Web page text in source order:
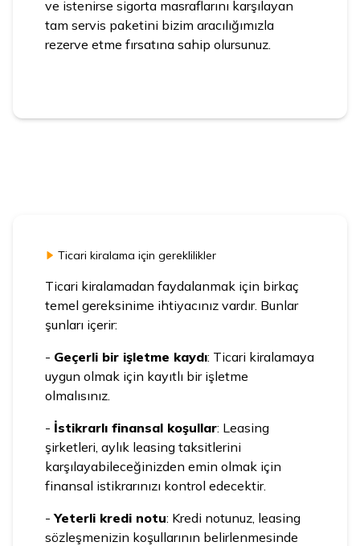
ve istenirse sigorta masraflarını karşılayan
tam servis paketini bizim aracılığımızla
rezerve etme fırsatına sahip olursunuz.
Ticari kiralama için gereklilikler
Ticari kiralamadan faydalanmak için birkaç
temel gereksinime ihtiyacınız vardır. Bunlar
şunları içerir:
- Geçerli bir işletme kaydı: Ticari kiralamaya
uygun olmak için kayıtlı bir işletme
olmalısınız.
- İstikrarlı finansal koşullar: Leasing
şirketleri, aylık leasing taksitlerini
karşılayabileceğinizden emin olmak için
finansal istikrarınızı kontrol edecektir.
-Yeterli kredi notu: Kredi notunuz, leasing
sözleşmenizin koşullarının belirlenmesinde